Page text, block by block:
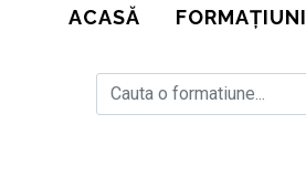
ACASĂ FORMAȚIUNI